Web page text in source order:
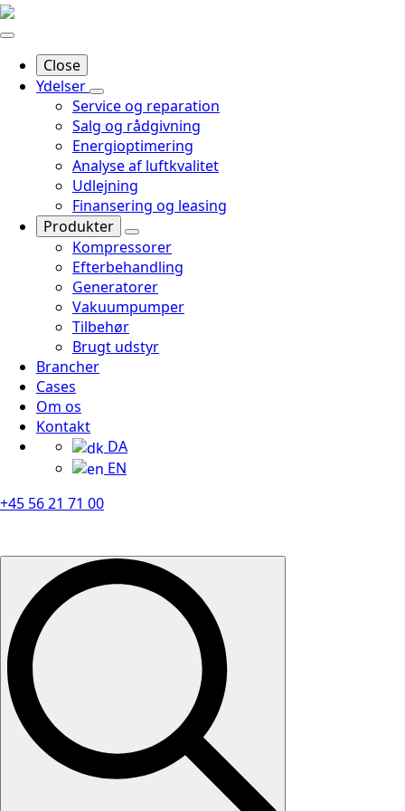
Close
Ydelser
Service og reparation
Salg og rådgivning
Energioptimering
Analyse af luftkvalitet
Udlejning
Finansering og leasing
Produkter
Kompressorer
Efterbehandling
Generatorer
Vakuumpumper
Tilbehør
Brugt udstyr
Brancher
Cases
Om os
Kontakt
DA
EN
+45 56 21 71 00